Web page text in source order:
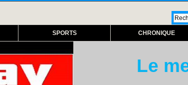
SPORTS CHRONIQUE
Le